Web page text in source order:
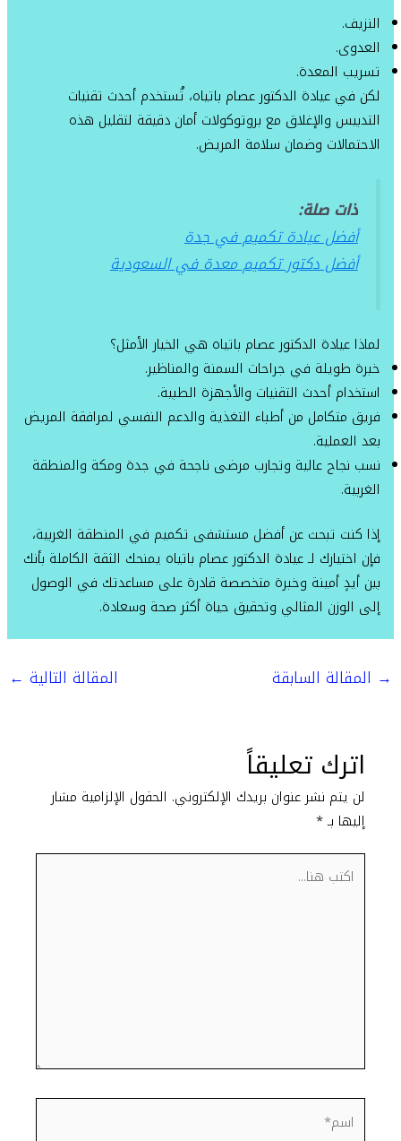
النزيف.
العدوى.
تسريب المعدة.
لكن في عيادة الدكتور عصام باتياه، تُستخدم أحدث تقنيات
التدبيس والإغلاق مع بروتوكولات أمان دقيقة لتقليل هذه
الاحتمالات وضمان سلامة المريض.
ذات صلة:
أفضل عيادة تكميم في جدة
أفضل دكتور تكميم معدة في السعودية
لماذا عيادة الدكتور عصام باتياه هي الخيار الأمثل؟
خبرة طويلة في جراحات السمنة والمناظير.
استخدام أحدث التقنيات والأجهزة الطبية.
فريق متكامل من أطباء التغذية والدعم النفسي لمرافقة المريض
بعد العملية.
نسب نجاح عالية وتجارب مرضى ناجحة في جدة ومكة والمنطقة
الغربية.
إذا كنت تبحث عن أفضل مستشفى تكميم في المنطقة الغربية،
فإن اختيارك لـ عيادة الدكتور عصام باتياه يمنحك الثقة الكاملة بأنك
بين أيدٍ أمينة وخبرة متخصصة قادرة على مساعدتك في الوصول
إلى الوزن المثالي وتحقيق حياة أكثر صحة وسعادة.
→ المقالة السابقة المقالة التالية ←
اترك تعليقاً
لن يتم نشر عنوان بريدك الإلكتروني. الحقول الإلزامية مشار
إليها بـ*
اكتب
هنا...